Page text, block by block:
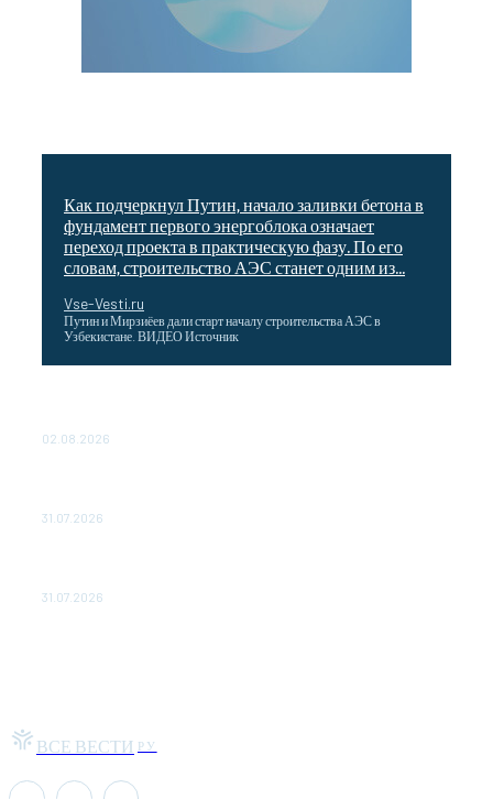
Как подчеркнул Путин, начало заливки бетона в
фундамент первого энергоблока означает
переход проекта в практическую фазу. По его
словам, строительство АЭС станет одним из...
Vse-Vesti.ru
Путин и Мирзиёев дали старт началу строительства АЭС в
Узбекистане. ВИДЕО Источник
02.08.2026
31.07.2026
31.07.2026
ВСЕ ВЕСТИ РУ